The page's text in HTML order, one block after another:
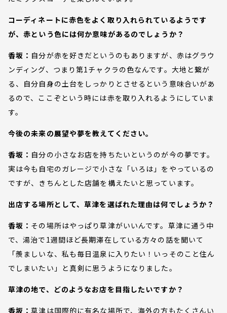
コーディネートに赤色をよく取り入れられているようです
が、赤という色には何か意味があるのでしょうか？
香坂： 自分が赤を好きだというのもありますが、赤はグラウ
ンディング、つまり第1チャクラの色なんです。大地と繋が
る、自分自身の土台をしっかりとさせるという意味合いがあ
るので、ここぞという時には赤を取り入れるようにしていま
す。
今後の未来の展望や夢を教えてください。
香坂： 自分の小さなお店を持ちたいというのが今の夢です。
実は今も自宅のガレージで小さな「いろは」をやっているの
ですが、きちんとした店舗を構えたいと思っています。
出店する場所として、草津を選ばれた理由は何でしょうか？
香坂： その場所はやっぱり草津がいいんです。草津に通う中
で、湯治で1週間ほど長期滞在している方々の話を聞いて
「羨ましいな、私も毎日温泉に入りたい！いっそのこと住ん
でしまいたい」と真剣に思うようになりました。
草津の地で、どのようなお店を目指したいですか？
香坂：草津は国際的に有名な場所で、海外の方もたくさんい